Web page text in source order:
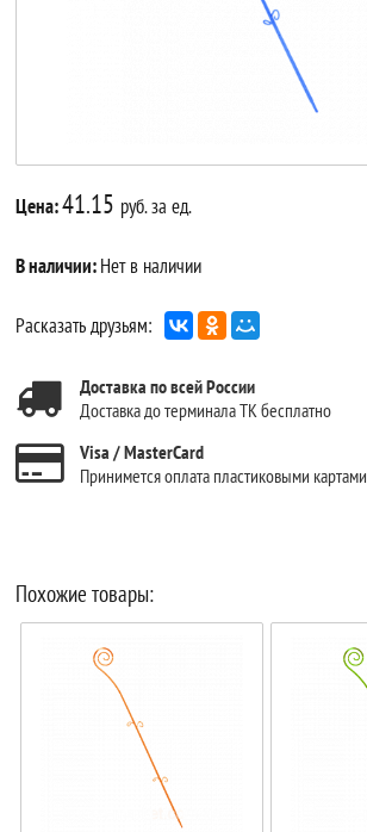
Цена:41.15 руб. за ед.
В наличии:Нет в наличии
Расказать друзьям:
Доставка по всей России
Доставка до терминала ТК бесплатно
Visa / MasterCard
Принимется оплата пластиковыми картами
Похожие товары: